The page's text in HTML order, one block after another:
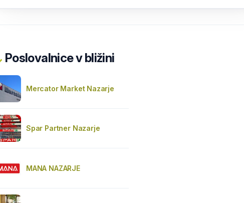
Poslovalnice v bližini
Mercator Market Nazarje
Spar Partner Nazarje
MANA NAZARJE